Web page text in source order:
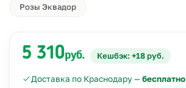
Розы Эквадор
5 310руб. Кешбэк: +18 руб.
Доставка по Краснодару —бесплатно